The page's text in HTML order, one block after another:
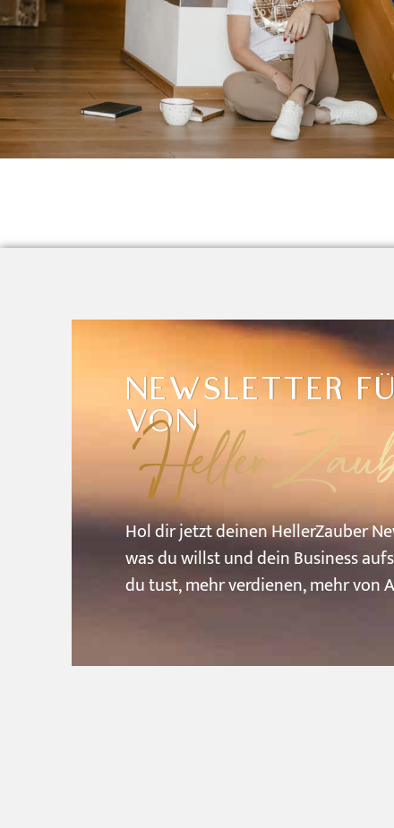
NEWSLETTER
VON
HoldirjetztdeinenHellerZauber
wasduwillstunddeinBusinessaufs
dutust,mehrverdienen,mehrvonA